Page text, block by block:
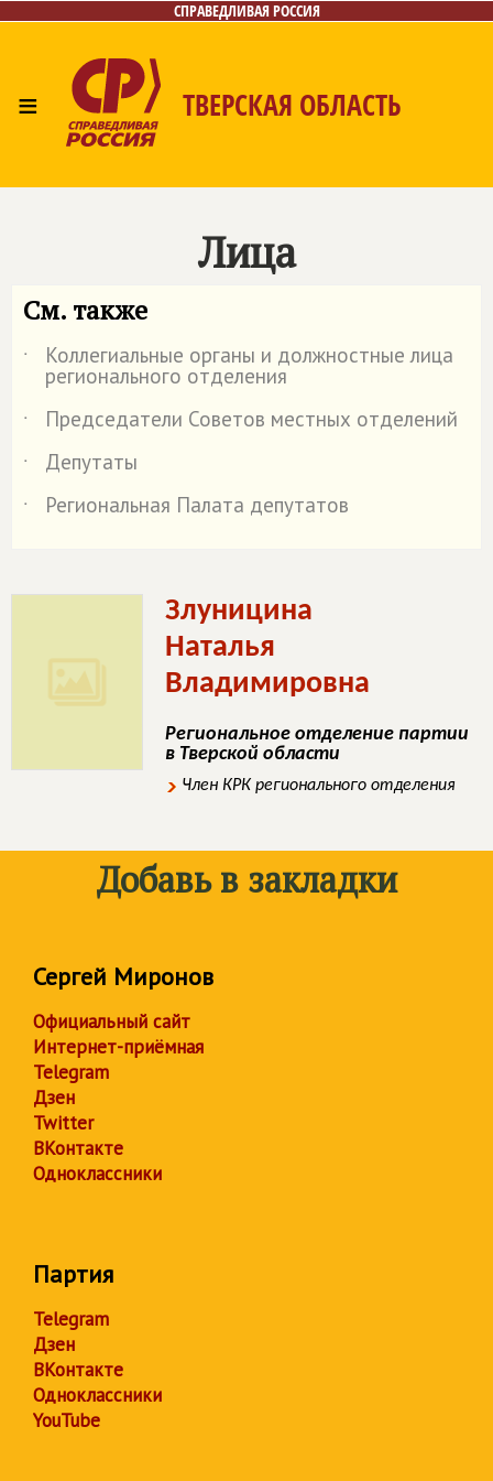
СПРАВЕДЛИВАЯ РОССИЯ
≡ ТВЕРСКАЯ ОБЛАСТЬ
Контакты
Лица
См. также
˙ Коллегиальные органы и должностные лица
регионального отделения
˙
Председатели Советов местных отделений
˙
Депутаты
˙
Региональная Палата депутатов
Злуницина
Наталья
Владимировна
Региональное отделение партии
в Тверской области
Член КРК регионального отделения
Добавь в закладки
Сергей Миронов
Официальный сайт
Интернет-приёмная
Telegram
Дзен
Twitter
ВКонтакте
Одноклассники
Партия
Telegram
Дзен
ВКонтакте
Одноклассники
YouTube